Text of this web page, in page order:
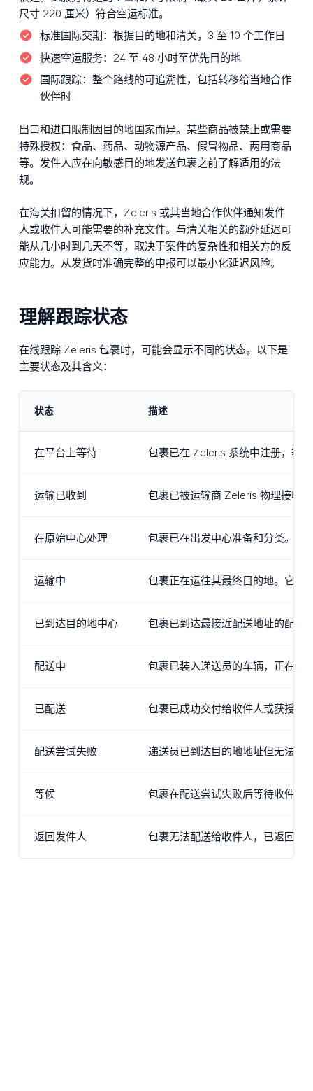
尺寸 220 厘米）符合空运标准。
标准国际交期： 根据目的地和清关，3 至 10 个工作日
快速空运服务： 24 至 48 小时至优先目的地
国际跟踪： 整个路线的可追溯性，包括转移给当地合作
伙伴时
出口和进口限制因目的地国家而异。某些商品被禁止或需要
特殊授权：食品、药品、动物源产品、假冒物品、两用商品
等。发件人应在向敏感目的地发送包裹之前了解适用的法
规。
在海关扣留的情况下，Zeleris 或其当地合作伙伴通知发件
人或收件人可能需要的补充文件。与清关相关的额外延迟可
能从几小时到几天不等，取决于案件的复杂性和相关方的反
应能力。从发货时准确完整的申报可以最小化延迟风险。
理解跟踪状态
在线跟踪 Zeleris 包裹时，可能会显示不同的状态。以下是
主要状态及其含义：
状态 描述
在平台上等待 包裹已在 Zeleris 系统中注册，等
运输已收到 包裹已被运输商 Zeleris 物理接收
在原始中心处理 包裹已在出发中心准备和分类。现
运输中 包裹正在运往其最终目的地。它可
已到达目的地中心 包裹已到达最接近配送地址的配送
配送中 包裹已装入递送员的车辆，正在前
已配送 包裹已成功交付给收件人或获授权
配送尝试失败 递送员已到达目的地地址但无法交
等候 包裹在配送尝试失败后等待收件人
返回发件人 包裹无法配送给收件人，已返回发